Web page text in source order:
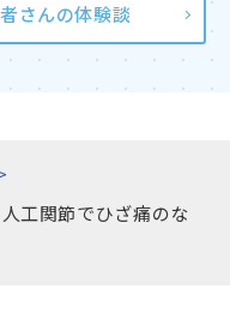
さんの体験談
工関節でひざ痛のな